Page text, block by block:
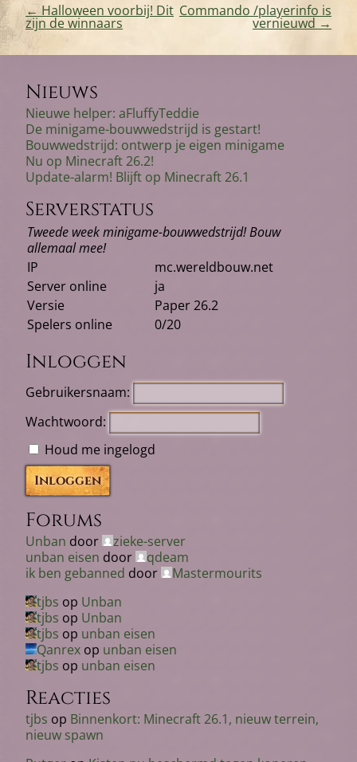
Bericht
navigatie
← Halloween voorbij! Dit
zijn de winnaars
Commando /playerinfo is
vernieuwd→
Nieuws
Nieuwe helper: aFluffyTeddie
De minigame-bouwwedstrijd is gestart!
Bouwwedstrijd: ontwerp je eigen minigame
Nu op Minecraft 26.2!
Update-alarm! Blijft op Minecraft 26.1
Serverstatus
Tweede week minigame-bouwwedstrijd! Bouw
allemaal mee!
IP
mc.wereldbouw.net
Server online
ja
Versie
Paper 26.2
Spelers online
0/20
Inloggen
Gebruikersnaam:
Wachtwoord:
Houd me ingelogd
Inloggen
Forums
Unban door
zieke-server
unban eisen door
qdeam
ik ben gebanned door
Mastermourits
tjbs op Unban
tjbs op Unban
tjbs op unban eisen
Qanrex op unban eisen
tjbs op unban eisen
Reacties
tjbs op Binnenkort: Minecraft 26.1, nieuw terrein,
nieuw spawn